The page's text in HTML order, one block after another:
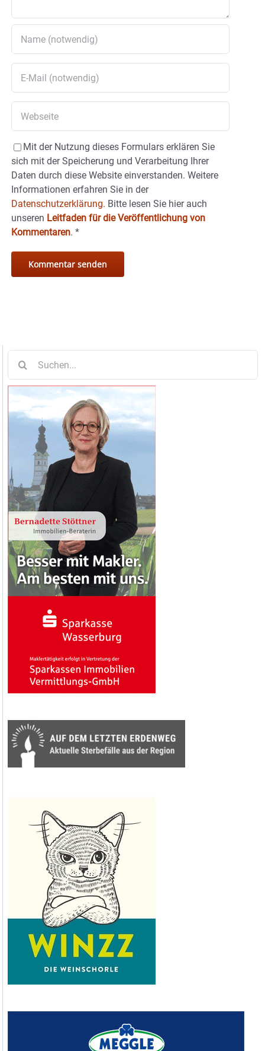
Mit der Nutzung dieses Formulars erklären Sie
sich mit der Speicherung und Verarbeitung Ihrer
Daten durch diese Website einverstanden. Weitere
Informationen erfahren Sie in der
Datenschutzerklärung. Bitte lesen Sie hier auch
unseren Leitfaden für die Veröffentlichung von
Kommentaren. *
nach: